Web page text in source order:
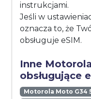
instrukcjami.
Jeśli w
oznacza to, że
obsługuje eSIM.
Inne
obsługujące
Motorola Moto G34